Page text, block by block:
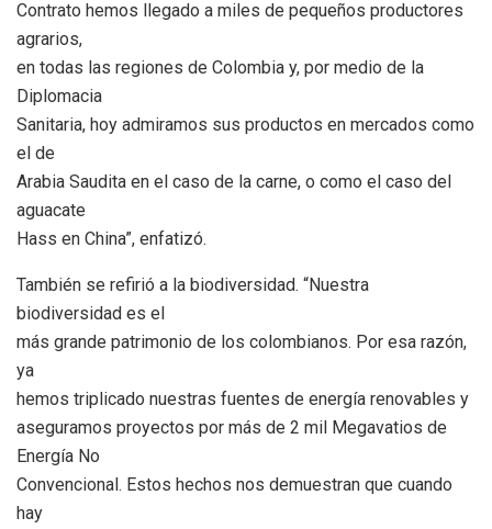
Contrato hemos llegado a miles de pequeños productores
agrarios,
en todas las regiones de Colombia y, por medio de la
Diplomacia
Sanitaria, hoy admiramos sus productos en mercados como
el de
Arabia Saudita en el caso de la carne, o como el caso del
aguacate
Hass en China”, enfatizó.
También se refirió a la biodiversidad. “Nuestra
biodiversidad es el
más grande patrimonio de los colombianos. Por esa razón,
ya
hemos triplicado nuestras fuentes de energía renovables y
aseguramos proyectos por más de 2 mil Megavatios de
Energía No
Convencional. Estos hechos nos demuestran que cuando
hay